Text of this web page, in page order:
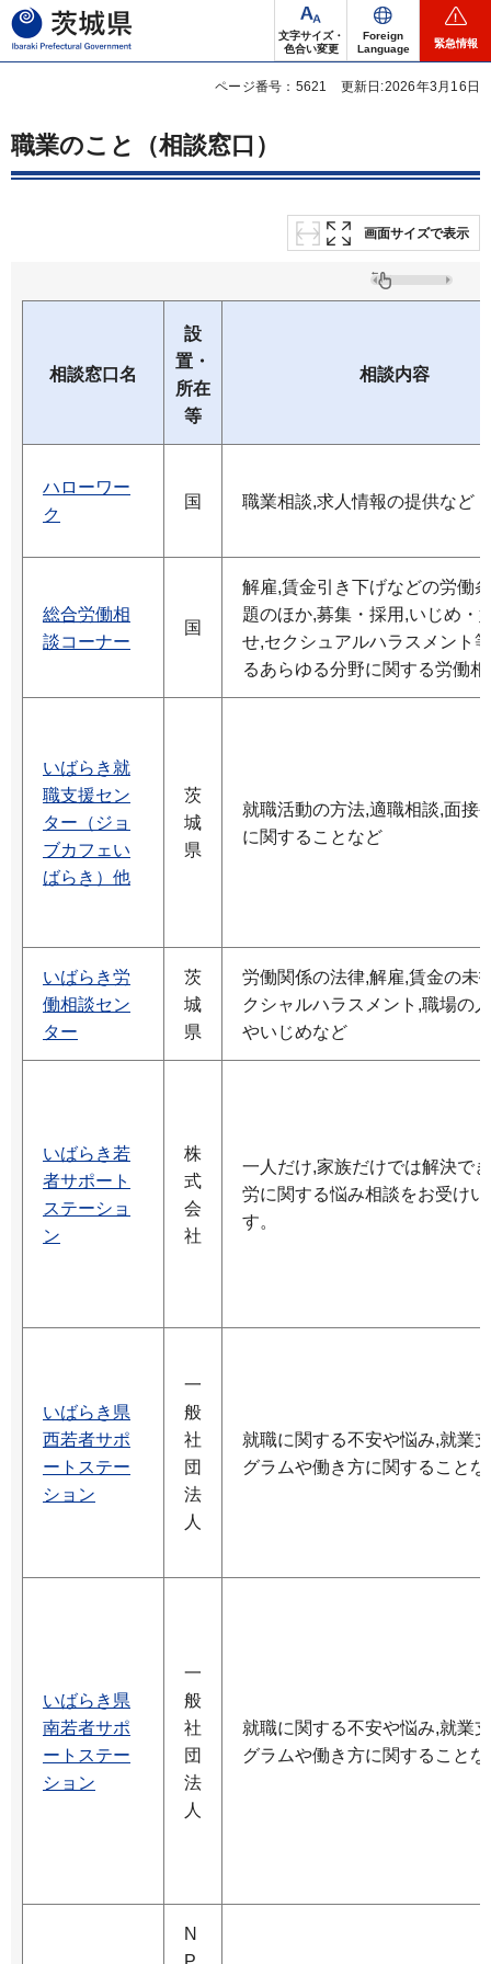
茨城県
文字サイズ・
色合い変更
Foreign
Language
緊急情報
ページ番号：5621 更新日:2026年3月16日
職業のこと（相談窓口）
画面サイズで表示
相談窓口名
設
置・
所在
等
相談内容
ハローワー
ク
国 職業相談,求人情報の提供など
総合労働相
談コーナー
国
解雇,賃金引き下げなどの労働
題のほか,募集・採用,いじめ・
せ,セクシュアルハラスメント
るあらゆる分野に関する労働相
いばらき就
職支援セン
ター（ジョ
ブカフェい
ばらき）他
茨
城
県
就職活動の方法,適職相談,面接
に関することなど
いばらき労
働相談セン
ター
茨
城
県
労働関係の法律,解雇,賃金の未
クシャルハラスメント,職場の
やいじめなど
いばらき若
者サポート
ステーショ
ン
株
式
会
社
一人だけ,家族だけでは解決で
労に関する悩み相談をお受け
す。
いばらき県
西若者サポ
ートステー
ション
一
般
社
団
法
人
就職に関する不安や悩み,就業
グラムや働き方に関することな
いばらき県
南若者サポ
ートステー
ション
一
般
社
団
法
人
就職に関する不安や悩み,就業
グラムや働き方に関することな
N